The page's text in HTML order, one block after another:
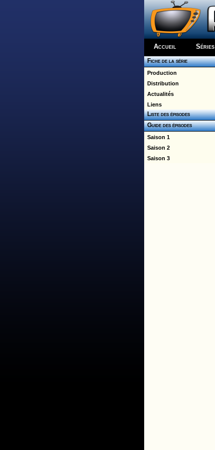
Accueil Séries
Fiche de la série
Production
Distribution
Actualités
Liens
Liste des épisodes
Guide des épisodes
Saison 1
Saison 2
Saison 3